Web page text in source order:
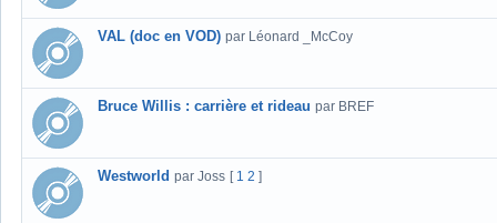
VAL (doc en VOD) par Léonard _McCoy
Bruce Willis : carrière et rideau par BREF
Westworld par Joss [ 1 2 ]